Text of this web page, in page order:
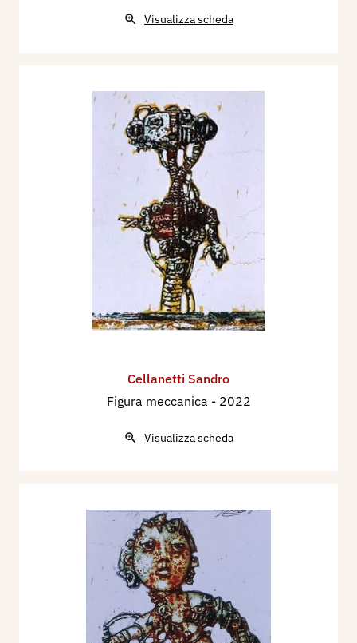
Visualizza scheda
Cellanetti Sandro
Figura meccanica - 2022
Visualizza scheda